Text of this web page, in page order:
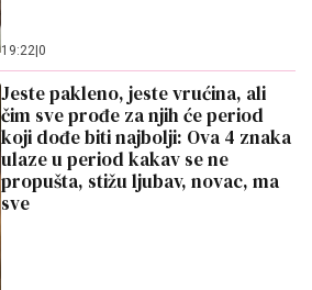
19:22|0
Jeste pakleno, jeste vrućina, ali
čim sve prođe za njih će period
koji dođe biti najbolji: Ova 4 znaka
ulaze u period kakav se ne
propušta, stižu ljubav, novac, ma
sve